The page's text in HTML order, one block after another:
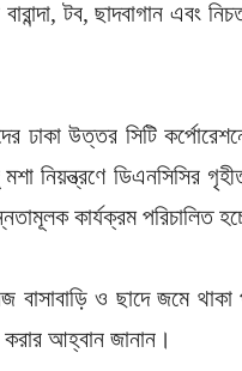
বারান্দা, টব, ছাদবাগান এবং
ঢাকা উত্তর সিটি
মশা নিয়ন্ত্রণে ডিএনসিসির
কার্যক্রম পরিচালিত
বাসাবাড়ি ও ছাদে জমে
করার আহ্বান জানান।